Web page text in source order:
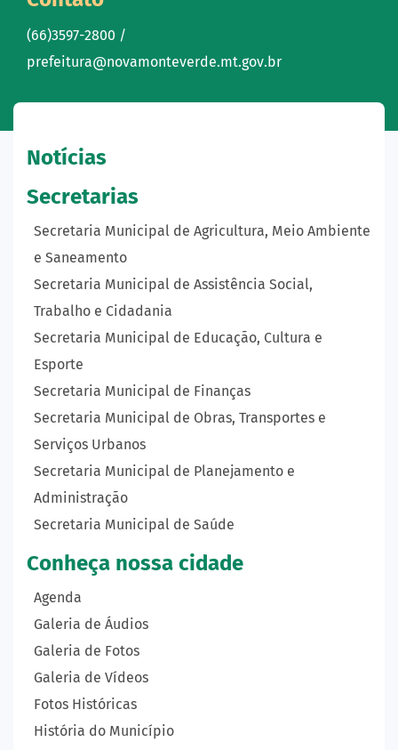
(66)3597-2800 /
prefeitura@novamonteverde.mt.gov.br
Notícias
Secretarias
Secretaria Municipal de Agricultura, Meio Ambiente
e Saneamento
Secretaria Municipal de Assistência Social,
Trabalho e Cidadania
Secretaria Municipal de Educação, Cultura e
Esporte
Secretaria Municipal de Finanças
Secretaria Municipal de Obras, Transportes e
Serviços Urbanos
Secretaria Municipal de Planejamento e
Administração
Secretaria Municipal de Saúde
Conheça nossa cidade
Agenda
Galeria de Áudios
Galeria de Fotos
Galeria de Vídeos
Fotos Históricas
História do Município